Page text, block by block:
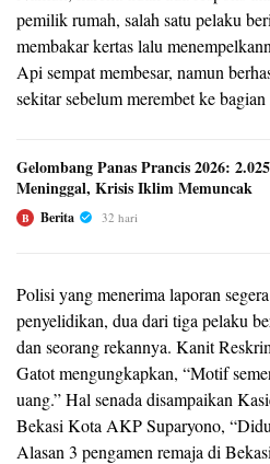
pemilik rumah, salah satu pelaku
membakar kertas lalu
Api sempat membesar, namun
sekitar sebelum merembet ke
Gelombang Panas Prancis 2026:
Meninggal, Krisis Iklim Memuncak
B Berita 32 hari
Polisi yang menerima laporan
penyelidikan, dua dari tiga pelaku
dan seorang rekannya. Kanit
Gatot mengungkapkan, “Motif
uang.” Hal senada disampaikan
Bekasi Kota AKP Suparyono,
Alasan 3 pengamen remaja di